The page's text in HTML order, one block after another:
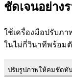
ชัดเจนอย่างร
ใช้เครื่องมือปรับภ
ในไม่กี่วินาทีพร้อม
ปรับรูปภาพให้คมชัดทั